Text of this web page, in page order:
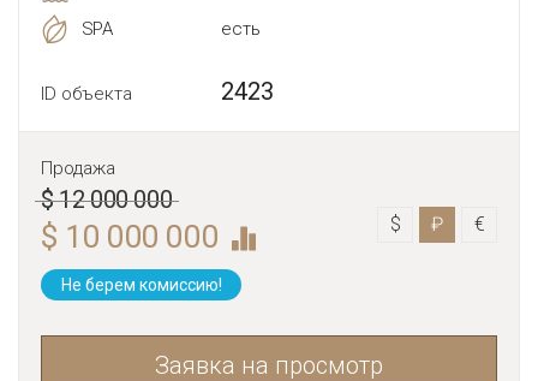
SPA
есть
ID объекта 2423
Продажа
$ 12 000 000
$ 10 000 000 $ ₽ €
Не берем комиссию!
Заявка на просмотр